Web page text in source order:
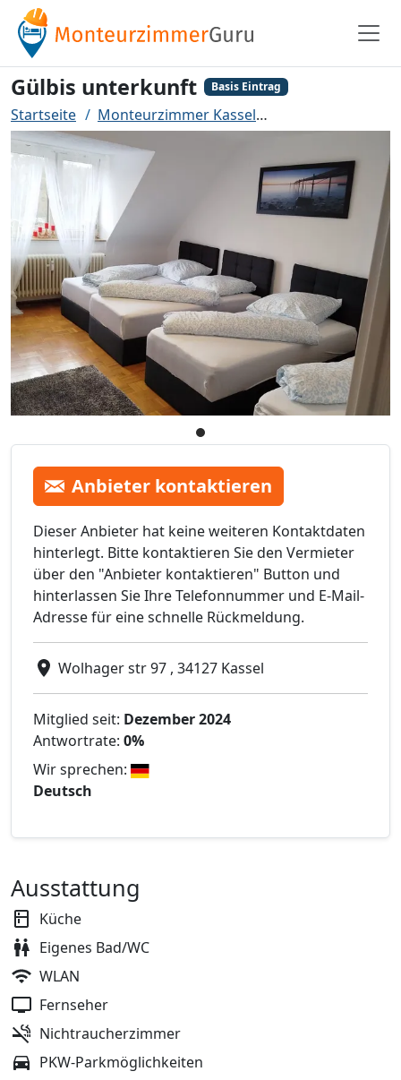
Gülbis unterkunft Basis Eintrag
Startseite Monteurzimmer Kassel
Anbieter kontaktieren
Dieser Anbieter hat keine weiteren Kontaktdaten
hinterlegt. Bitte kontaktieren Sie den Vermieter
über den "Anbieter kontaktieren" Button und
hinterlassen Sie Ihre Telefonnummer und E-Mail-
Adresse für eine schnelle Rückmeldung.
Wolhager str 97 , 34127 Kassel
Mitglied seit: Dezember 2024
Antwortrate: 0%
Wir sprechen:
Deutsch
Ausstattung
Küche
Eigenes Bad/WC
WLAN
Fernseher
Nichtraucherzimmer
PKW-Parkmöglichkeiten